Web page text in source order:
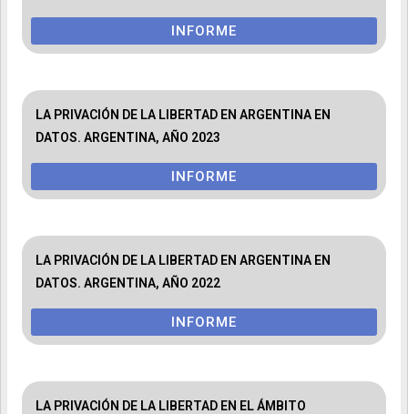
INFORME
LA PRIVACIÓN DE LA LIBERTAD EN ARGENTINA EN
DATOS. ARGENTINA, AÑO 2023
INFORME
LA PRIVACIÓN DE LA LIBERTAD EN ARGENTINA EN
DATOS. ARGENTINA, AÑO 2022
INFORME
LA PRIVACIÓN DE LA LIBERTAD EN EL ÁMBITO